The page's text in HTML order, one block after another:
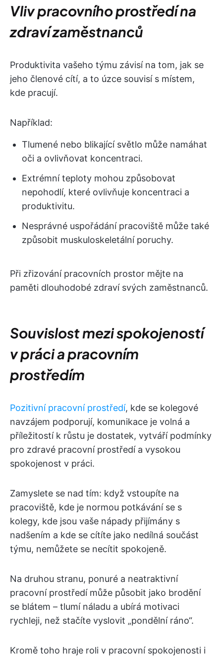
Vliv pracovního prostředí na
zdraví zaměstnanců
Produktivita vašeho týmu závisí na tom, jak se
jeho členové cítí, a to úzce souvisí s místem,
kde pracují.
Například:
Tlumené nebo blikající světlo může namáhat
oči a ovlivňovat koncentraci.
Extrémní teploty mohou způsobovat
nepohodlí, které ovlivňuje koncentraci a
produktivitu.
Nesprávné uspořádání pracoviště může také
způsobit muskuloskeletální poruchy.
Při zřizování pracovních prostor mějte na
paměti dlouhodobé zdraví svých zaměstnanců.
Souvislost mezi spokojeností
v práci a pracovním
prostředím
Pozitivní pracovní prostředí, kde se kolegové
navzájem podporují, komunikace je volná a
příležitostí k růstu je dostatek, vytváří podmínky
pro zdravé pracovní prostředí a vysokou
spokojenost v práci.
Zamyslete se nad tím: když vstoupíte na
pracoviště, kde je normou potkávání se s
kolegy, kde jsou vaše nápady přijímány s
nadšením a kde se cítíte jako nedílná součást
týmu, nemůžete se necítit spokojeně.
Na druhou stranu, ponuré a neatraktivní
pracovní prostředí může působit jako brodění
se blátem – tlumí náladu a ubírá motivaci
rychleji, než stačíte vyslovit „pondělní ráno“.
Kromě toho hraje roli v pracovní spokojenosti i